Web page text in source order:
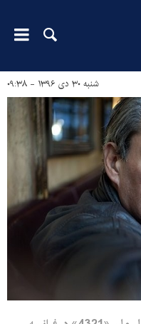
شنبه ۳۰ دی ۱۳۹۶ - ۰۹:۳۸